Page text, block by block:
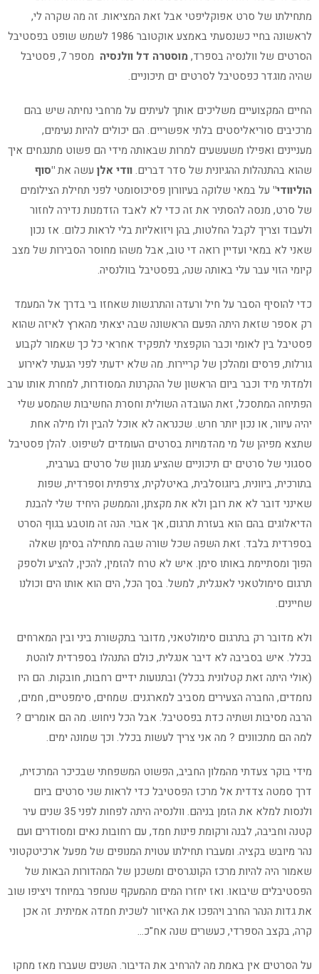
מתחילתו של סרט אפוקליפטי אבל זאת המציאות. זה מה שקרה לי,
לראשונה בחיי כשנסעתי באמצע אוקטובר 1986 לשמש שופט בפסטיבל
הסרטים של וולנסיה בספרד,מוסטרה דל וולנסיה
מספר 7, פסטיבל
שהיה מוגדר כפסטיבל לסרטים ים תיכוניים.
החיים המקצועיים משליכים אותך לעיתים על מרחבי נחיתה שיש בהם
מרכיבים סוריאליסטים בלתי אפשריים. הם יכולים להיות נעימים,
מעניינים ואפילו משעשעים למרות שבאותה מידי הם פשוט מתנגחים איך
שהוא בהתנהלות ההגיונית של סדר דברים.וודי אלן עשה את"סוף
הוליוודי" על במאי שלוקה בעיוורון פסיכוסומטי לפני תחילת הצילומים
של סרט, מנסה להסתיר את זה כדי לא לאבד הזדמנות נדירה לחזור
ולעבוד וצריך לקבל החלטות, בהן ויזואליות בלי לראות כלום. אז נכון
שאני לא במאי ועדיין רואה די טוב, אבל משהו מחוסר הסבירות של מצב
קיומי הזוי עבר עלי באותה שנה, בפסטיבל בוולנסיה.
כדי להוסיף הסבר על חיל ורעדה והתרגשות שאחזו בי בדרך אל המעמד
רק אספר שזאת היתה הפעם הראשונה שבה יצאתי מהארץ לאיזה שהוא
פסטיבל בין לאומי וכבר הוקפצתי לתפקיד אחראי כל כך שאמור לקבוע
גורלות, פרסים ומהלכן של קריירות. מה שלא ידעתי לפני הגעתי לאירוע
ולמדתי מיד וכבר ביום הראשון של ההקרנות המסודרות, למחרת אותו ערב
הפתיחה המתסכל, זאת העובדה השולית וחסרת החשיבות שהמסע שלי
יהיה עיוור, או נכון יותר חרש. שכנראה לא אוכל להבין ולו מילה אחת
שתצא מפיהן של מי מהדמויות בסרטים העומדים לשיפוט. להלן פסטיבל
ססגוני של סרטים ים תיכוניים שהציע מגוון של סרטים בערבית,
בתורכית, ביוונית, ביוגוסלבית, באיטלקית, צרפתית וספרדית, שפות
שאינני דובר לא את רובן ולא את מקצתן, והממשק היחיד שלי להבנת
הדיאלוגים בהם הוא בעזרת תרגום, אך אבוי. הנה זה מוטבע בגוף הסרט
בספרדית בלבד. זאת השפה שכל שורה שבה מתחילה בסימן שאלה
הפוך ומסתיימת באותו סימן. איש לא טרח להזמין, להכין, להציע ולספק
תרגום סימולטאני לאנגלית, למשל. בסך הכל, הים הוא אותו הים וכולנו
שחיינים.
ולא מדובר רק בתרגום סימולטאני, מדובר בתקשורת ביני ובין המארחים
בכלל. איש בסביבה לא דיבר אנגלית, כולם התנהלו בספרדית לוהטת
(אולי היתה זאת קטלונית בכלל) ובתנועות ידיים רחבות, חובקות. הם היו
נחמדים, החברה הצעירים מסביב למארגנים. שמחים, סימפטיים, חמים,
הרבה מסיבות ושתיה כדת בפסטיבל. אבל הכל ניחוש. מה הם אומרים ?
למה הם מתכוונים ? מה אני צריך לעשות בכלל. וכך שמונה ימים.
מידי בוקר צעדתי מהמלון החביב, הפשוט המשפחתי שבכיכר המרכזית,
דרך סמטה צדדית אל מרכז הפסטיבל כדי לראות שני סרטים ביום
ולנסות למלא את הזמן בניהם. וולנסיה היתה לפחות לפני 35 שנים עיר
קטנה וחביבה, לבנה ורקומת פינות חמד, עם רחובות נאים ומסודרים ועם
נהר מיובש בקציה. ומעברו תחילתו עטוית המנופים של מפעל ארכיטקטוני
שאמור היה להיות מרכז הקונגרסים ומשכנן של המהדורות הבאות של
הפסטיבלים שיבואו. ואז יחזרו המים מהמעקף שנחפר במיוחד ויציפו שוב
את גדות הנהר החרב ויהפכו את האיזור לשכית חמדה אמיתית. זה אכן
קרה, בקצב הספרדי, כעשרים שנה אח"כ…
על הסרטים אין באמת מה להרחיב את הדיבור. השנים שעברו מאז מחקו